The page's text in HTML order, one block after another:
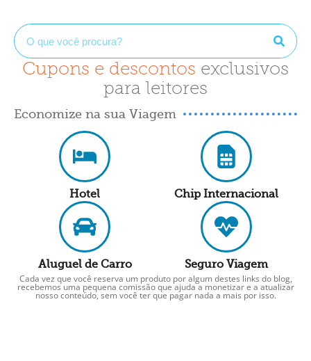
Cupons e descontos exclusivos
para leitores
Economize na sua Viagem
Hotel Chip Internacional
Aluguel de Carro Seguro Viagem
Cada vez que você reserva um produto por algum destes links do blog,
recebemos uma pequena comissão que ajuda a monetizar e a atualizar
nosso conteúdo, sem você ter que pagar nada a mais por isso.